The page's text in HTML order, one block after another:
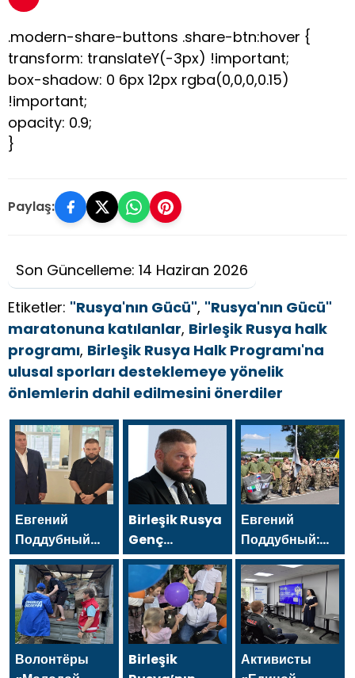
.modern-share-buttons .share-btn:hover {
transform: translateY(-3px) !important;
box-shadow: 0 6px 12px rgba(0,0,0,0.15)
!important;
opacity: 0.9;
}
Paylaş:
Son Güncelleme: 14 Haziran 2026
Etiketler: "Rusya'nın Gücü", "Rusya'nın Gücü"
maratonuna katılanlar, Birleşik Rusya halk
programı, Birleşik Rusya Halk Programı'na
ulusal sporları desteklemeye yönelik
önlemlerin dahil edilmesini önerdiler
Евгений
Поддубный
поблагодарил
добровольцев
Белгородской
области за
мужество в
спасении
Birleşik Rusya
Genç
Muhafızları’ndan
gönüllüler,
Belgorod
sakinlerine
yangın
söndürücüler
Евгений
Поддубный:
Сегодня у
нашей
молодёжи
куётся
характер
победителей
Волонтёры
Birleşik
Активисты